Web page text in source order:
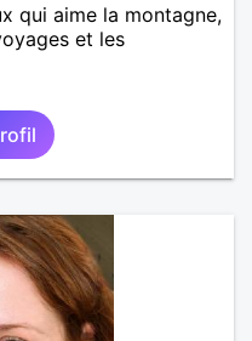
qui aime la montagne,
et les